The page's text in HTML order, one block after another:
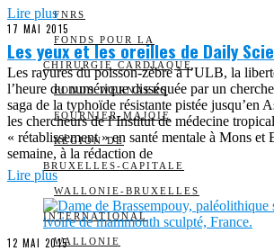
FNRS
FONDS POUR LA
CHIRURGIE CARDIAQUE
FONDS WERNAERS
FOURNIER-MAJOIE
RÉGION DE
BRUXELLES-CAPITALE
WALLONIE-BRUXELLES
INTERNATIONAL
WALLONIE
Lire plus
17 MAI 2015
Les yeux et les oreilles de Daily
Les rayures du poisson-zèbre à l’ULB, la
l’heure du numérique disséquée par un
saga de la typhoïde résistante pistée jusqu’en
les chercheurs de l’Institut de médecine
« rétablissement » en santé mentale à Mons
semaine, à la rédaction de
Lire plus
12 MAI 2015